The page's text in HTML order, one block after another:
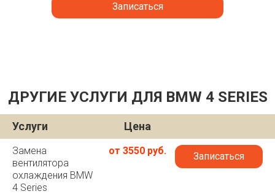
Записаться
ДРУГИЕ УСЛУГИ ДЛЯ BMW 4 SERIES
Услуги Цена
Замена
вентилятора
охлаждения BMW
4 Series
от 3550 руб. Записаться